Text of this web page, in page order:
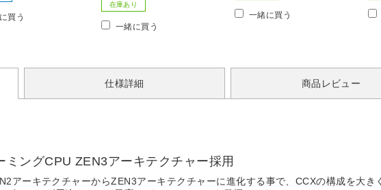
買う
在庫あり
一緒に買う
一緒に買う
仕様詳細 商品レビュー
ングCPU ZEN3アーキテクチャー採用
アーキテクチャーからZEN3アーキテクチャーに進化する事で、CCXの構成を大き